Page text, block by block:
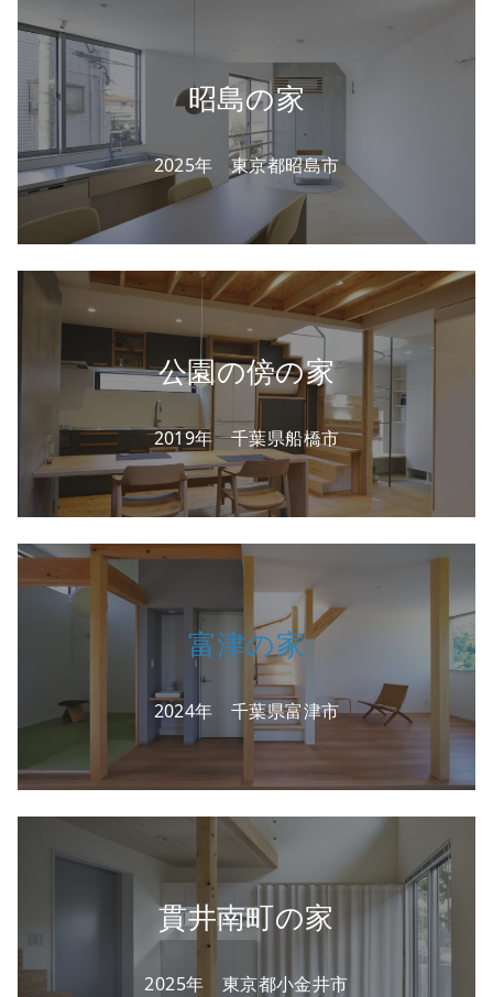
昭島の家
2025年 東京都昭島市
公園の傍の家
2019年 千葉県船橋市
富津の家
2024年 千葉県富津市
貫井南町の家
2025年 東京都小金井市